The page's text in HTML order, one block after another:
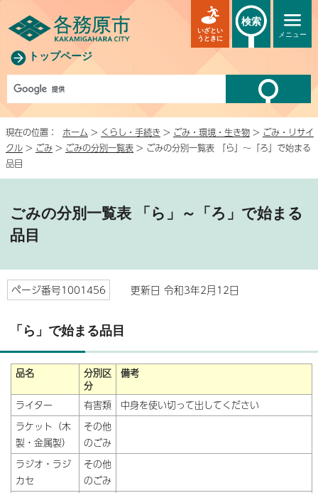
トップページ
メニュー
いざとい
うときに
検索
現在の位置： ホーム > くらし・手続き > ごみ・環境・生き物 > ごみ・リサイ
クル > ごみ > ごみの分別一覧表 > ごみの分別一覧表 「ら」～「ろ」で始まる
品目
ごみの分別一覧表 「ら」～「ろ」で始まる
品目
ページ番号1001456 更新日 令和3年2月12日
「ら」で始まる品目
品名
分別区
分
備考
ライター 有害類
中身を使い切って出してください
ラケット（木
製・金属製）
その他
のごみ
ラジオ・ラジ
カセ
その他
のごみ